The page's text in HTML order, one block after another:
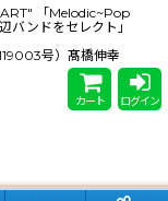
「Melodic~Pop
ンドをセレクト」
号）髙橋伸幸
カート ログイン